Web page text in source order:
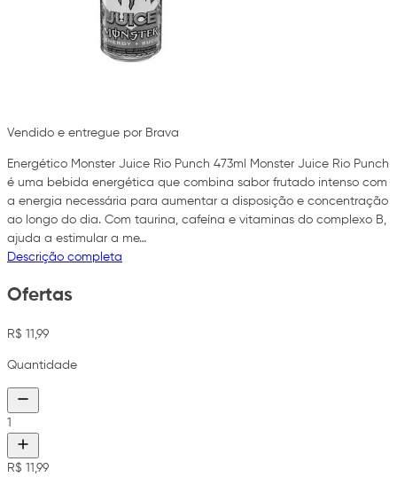
Vendido e entregue por Brava
Energético Monster Juice Rio Punch 473ml Monster Juice Rio Punch
é uma bebida energética que combina sabor frutado intenso com
a energia necessária para aumentar a disposição e concentração
ao longo do dia. Com taurina, cafeína e vitaminas do complexo B,
ajuda a estimular a me…
Descrição completa
Ofertas
R$ 11,99
Quantidade
1
R$ 11,99